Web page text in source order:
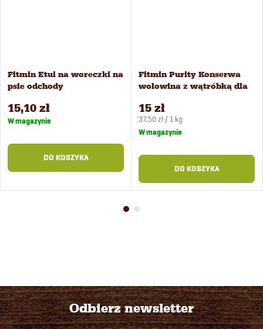
Fitmin Etui na woreczki na
psie odchody
15,10 zł
W magazynie
DO KOSZYKA
Fitmin Purity Konserwa
wołowina z wątróbką dla
15 zł
Cena
jednostkowa:
37,50 zł / 1 kg
W magazynie
DO KOSZYKA
Odbierz newsletter